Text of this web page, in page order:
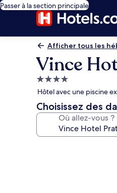
Passer à la section principale
Afficher tous les
Vince
Hébergement
4.0 étoiles
Hôtel avec une piscine
Choisissez des
Où allez-vous ?